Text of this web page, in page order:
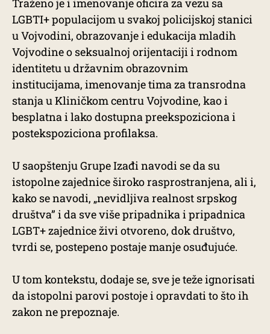
Traženo je i imenovanje oficira za vezu sa
LGBTI+ populacijom u svakoj policijskoj stanici
u Vojvodini, obrazovanje i edukacija mladih
Vojvodine o seksualnoj orijentaciji i rodnom
identitetu u državnim obrazovnim
institucijama, imenovanje tima za transrodna
stanja u Kliničkom centru Vojvodine, kao i
besplatna i lako dostupna preekspoziciona i
postekspoziciona profilaksa.
U saopštenju Grupe Izađi navodi se da su
istopolne zajednice široko rasprostranjena, ali i,
kako se navodi, „nevidljiva realnost srpskog
društva” i da sve više pripadnika i pripadnica
LGBT+ zajednice živi otvoreno, dok društvo,
tvrdi se, postepeno postaje manje osuđujuće.
U tom kontekstu, dodaje se, sve je teže ignorisati
da istopolni parovi postoje i opravdati to što ih
zakon ne prepoznaje.